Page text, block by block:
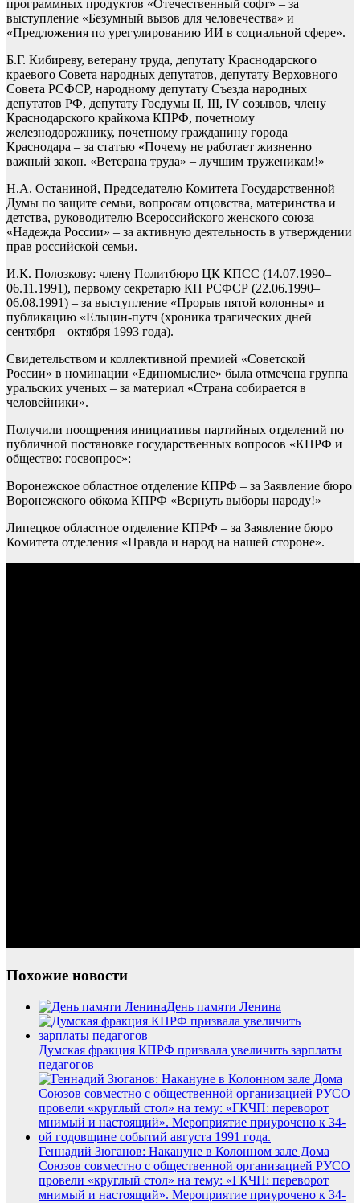
программных продуктов «Отечественный софт» – за
выступление «Безумный вызов для человечества» и
«Предложения по урегулированию ИИ в социальной сфере».
Б.Г. Кибиреву, ветерану труда, депутату Краснодарского
краевого Совета народных депутатов, депутату Верховного
Совета РСФСР, народному депутату Съезда народных
депутатов РФ, депутату Госдумы II, III, IV созывов, члену
Краснодарского крайкома КПРФ, почетному
железнодорожнику, почетному гражданину города
Краснодара – за статью «Почему не работает жизненно
важный закон. «Ветерана труда» – лучшим труженикам!»
Н.А. Останиной, Председателю Комитета Государственной
Думы по защите семьи, вопросам отцовства, материнства и
детства, руководителю Всероссийского женского союза
«Надежда России» – за активную деятельность в утверждении
прав российской семьи.
И.К. Полозкову: члену Политбюро ЦК КПСС (14.07.1990–
06.11.1991), первому секретарю КП РСФСР (22.06.1990–
06.08.1991) – за выступление «Прорыв пятой колонны» и
публикацию «Ельцин-путч (хроника трагических дней
сентября – октября 1993 года).
Свидетельством и коллективной премией «Советской
России» в номинации «Единомыслие» была отмечена группа
уральских ученых – за материал «Страна собирается в
человейники».
Получили поощрения инициативы партийных отделений по
публичной постановке государственных вопросов «КПРФ и
общество: госвопрос»:
Воронежское областное отделение КПРФ – за Заявление бюро
Воронежского обкома КПРФ «Вернуть выборы народу!»
Липецкое областное отделение КПРФ – за Заявление бюро
Комитета отделения «Правда и народ на нашей стороне».
Похожие новости
День памяти Ленина
Думская фракция КПРФ призвала увеличить зарплаты
педагогов
Геннадий Зюганов: Накануне в Колонном зале Дома
Союзов совместно с общественной организацией РУСО
провели «круглый стол» на тему: «ГКЧП: переворот
мнимый и настоящий». Мероприятие приурочено к 34-